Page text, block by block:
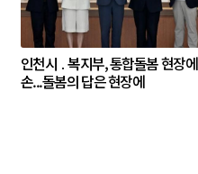
인천시 ․ 복지부, 통합돌봄 현장
손...돌봄의 답은 현장에